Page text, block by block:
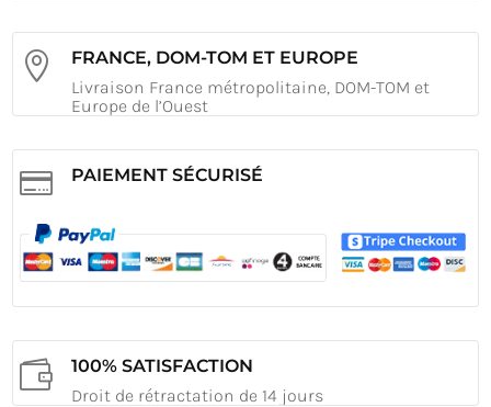

FRANCE, DOM-TOM ET EUROPE
Livraison France métropolitaine, DOM-TOM et
Europe de l’Ouest
 PAIEMENT SÉCURISÉ

100% SATISFACTION
Droit de rétractation de 14 jours